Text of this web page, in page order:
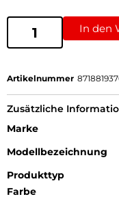
In den
Artikelnummer
Zusätzliche
Marke
Modellbezeichnung
Produkttyp
Farbe